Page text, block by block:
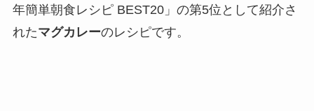
年簡単朝食レシピ BEST20」の第5位として紹介さ
れたマグカレーのレシピです。